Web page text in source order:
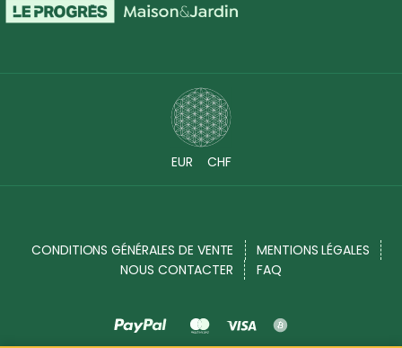
EUR CHF
CONDITIONS GÉNÉRALES DE VENTE
MENTIONS LÉGALES
NOUS CONTACTER
FAQ